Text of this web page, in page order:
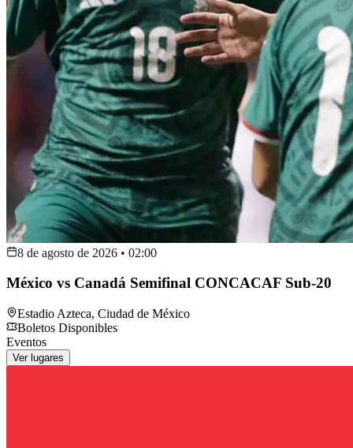
8 de agosto de 2026 • 02:00
México vs Canadá Semifinal CONCACAF Sub-20
Estadio Azteca, Ciudad de México
Boletos Disponibles
Eventos
Ver lugares